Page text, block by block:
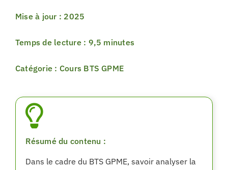
Mise à jour : 2025
Temps de lecture : 9,5 minutes
Catégorie : Cours BTS GPME
Résumé du contenu :
Dans le cadre du BTS GPME, savoir analyser la